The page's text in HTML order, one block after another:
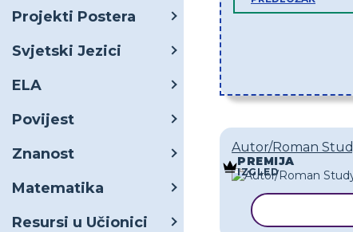
Projekti Postera
Svjetski Jezici
ELA
Povijest
Znanost
Matematika
Resursi u Učionici
Autor/Roman
PREMIJA
IZGLED